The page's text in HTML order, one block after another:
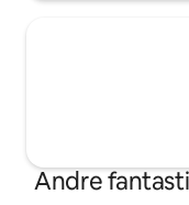
Andre